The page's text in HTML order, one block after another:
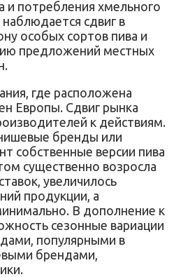
и потребления хмельного
сдвиг в
особых сортов пива и
предложений местных
где расположена
Европы. Сдвиг рынка
к действиям.
бренды или
собственные версии пива
существенно возросла
увеличилось
продукции, а
В дополнение к
сезонные вариации
популярными в
брендами,